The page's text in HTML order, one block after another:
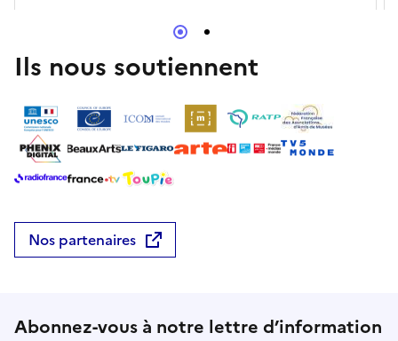
Ils nous soutiennent
Nos partenaires
Abonnez-vous à notre lettre d’information